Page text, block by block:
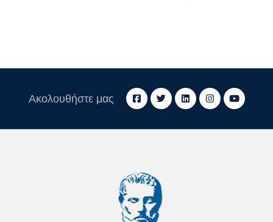
Ακολουθήστε μας